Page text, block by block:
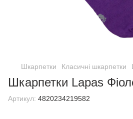
Шкарпетки Класичні шкарпетки
Шкарпетки Lapas
Артикул: 4820234219582